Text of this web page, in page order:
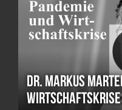
Dr. Markus
Wirtschaftskrise